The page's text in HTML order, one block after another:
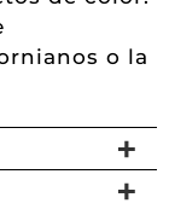
o la